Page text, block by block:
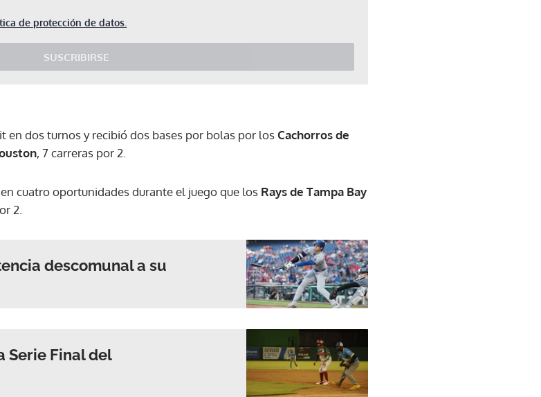
de protección de datos.
SUSCRIBIRSE
por suscribirte a nuestro boletín.
en dos turnos y recibió dos bases por bolas por losCachorros de
, 7 carreras por 2.
cuatro oportunidades durante el juego que los Rays de Tampa Bay
2.
descomunal a su
Serie Final del